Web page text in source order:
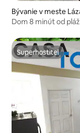
Bývanie v meste
Dom 8 minút od
Superhostiteľ
Superhostiteľ